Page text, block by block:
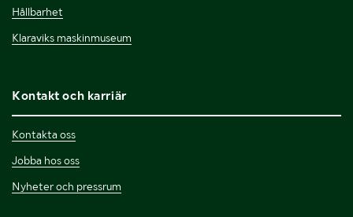
Hållbarhet
Klaraviks maskinmuseum
Kontakt och karriär
Kontakta oss
Jobba hos oss
Nyheter och pressrum